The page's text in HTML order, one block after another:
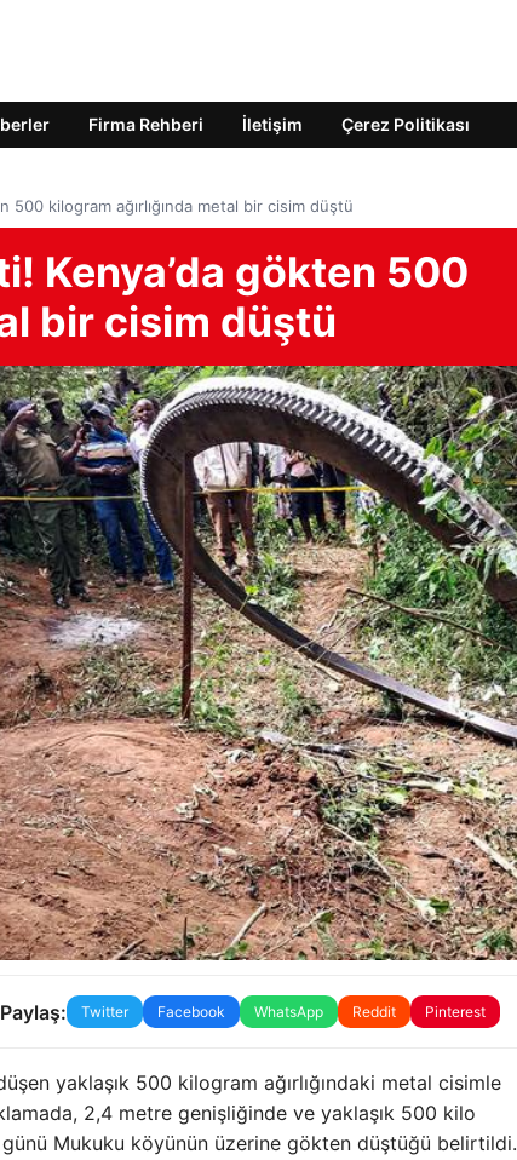
Firma Rehberi İletişim Çerez Politikası
500 kilogram ağırlığında metal bir cisim düştü
Kenya’da gökten 500
bir cisim düştü
Paylaş: Twitter Facebook WhatsApp Reddit Pinterest
yaklaşık 500 kilogram ağırlığındaki metal cisimle
2,4 metre genişliğinde ve yaklaşık 500 kilo
Mukuku köyünün üzerine gökten düştüğü belirtildi.